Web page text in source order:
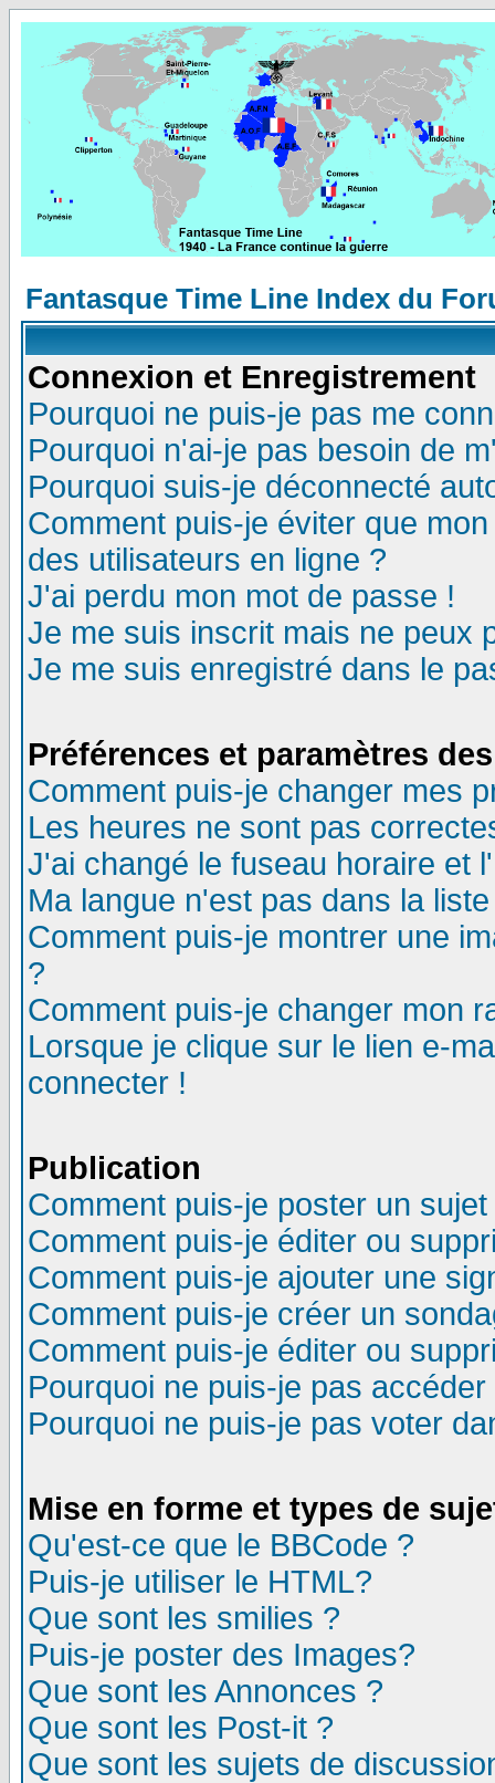
Fantasque Time Line Index du
Connexion et Enregistrement
Pourquoi ne puis-je pas me
Pourquoi n'ai-je pas besoin de
Pourquoi suis-je déconnecté
Comment puis-je éviter que
des utilisateurs en ligne ?
J'ai perdu mon mot de passe !
Je me suis inscrit mais ne peux
Je me suis enregistré dans le
Préférences et paramètres
Comment puis-je changer mes
Les heures ne sont pas
J'ai changé le fuseau horaire et
Ma langue n'est pas dans la
Comment puis-je montrer une
?
Comment puis-je changer mon
Lorsque je clique sur le lien e-
connecter !
Publication
Comment puis-je poster un
Comment puis-je éditer ou
Comment puis-je ajouter une
Comment puis-je créer un
Comment puis-je éditer ou
Pourquoi ne puis-je pas
Pourquoi ne puis-je pas voter
Mise en forme et types de
Qu'est-ce que le BBCode ?
Puis-je utiliser le HTML?
Que sont les smilies ?
Puis-je poster des Images?
Que sont les Annonces ?
Que sont les Post-it ?
Que sont les sujets de